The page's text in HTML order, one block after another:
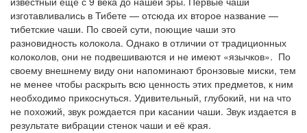
изготавливались в Тибете — отсюда их второе название —
тибетские чаши. По своей сути, поющие чаши это
разновидность колокола. Однако в отличии от традиционных
колоколов, они не подвешиваются и не имеют «язычков». По
своему внешнему виду они напоминают бронзовые миски, тем
не менее чтобы раскрыть всю ценность этих предметов, к ним
необходимо прикоснуться. Удивительный, глубокий, ни на что
не похожий, звук рождается при касании чаши. Звук издается в
результате вибрации стенок чаши и её края.